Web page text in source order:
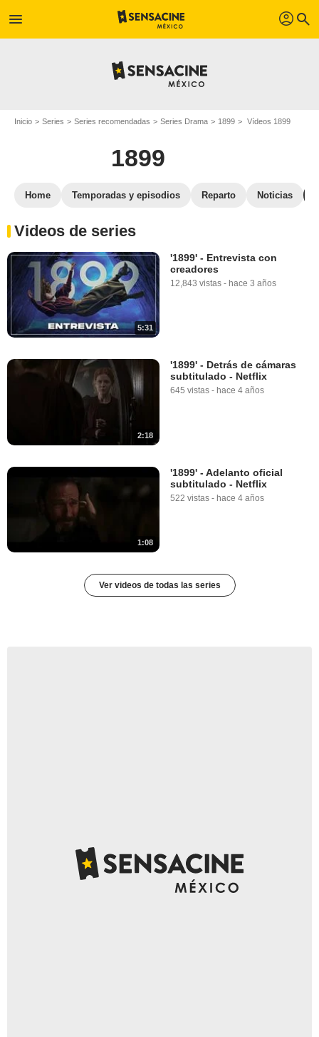
menu profil search
Inicio Series Series recomendadas Series Drama 1899 Vídeos 1899
1899
Home Temporadas y episodios Reparto Noticias
Videos de series
5:31
'1899' - Entrevista con
creadores
12,843 vistas - hace 3 años
2:18
'1899' - Detrás de cámaras
subtitulado - Netflix
645 vistas - hace 4 años
1:08
'1899' - Adelanto oficial
subtitulado - Netflix
522 vistas - hace 4 años
Ver videos de todas las series